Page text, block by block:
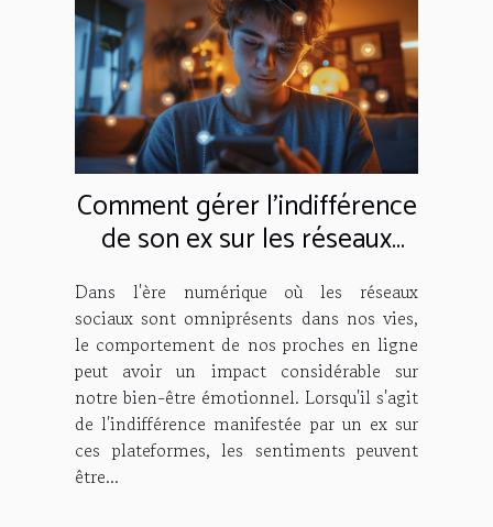
Comment gérer l'indifférence
de son ex sur les réseaux
sociaux
Dans l'ère numérique où les réseaux
sociaux sont omniprésents dans nos vies,
le comportement de nos proches en ligne
peut avoir un impact considérable sur
notre bien-être émotionnel. Lorsqu'il s'agit
de l'indifférence manifestée par un ex sur
ces plateformes, les sentiments peuvent
être...